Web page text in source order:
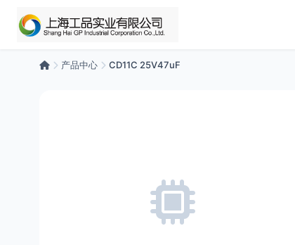
产品中心 CD11C 25V47uF